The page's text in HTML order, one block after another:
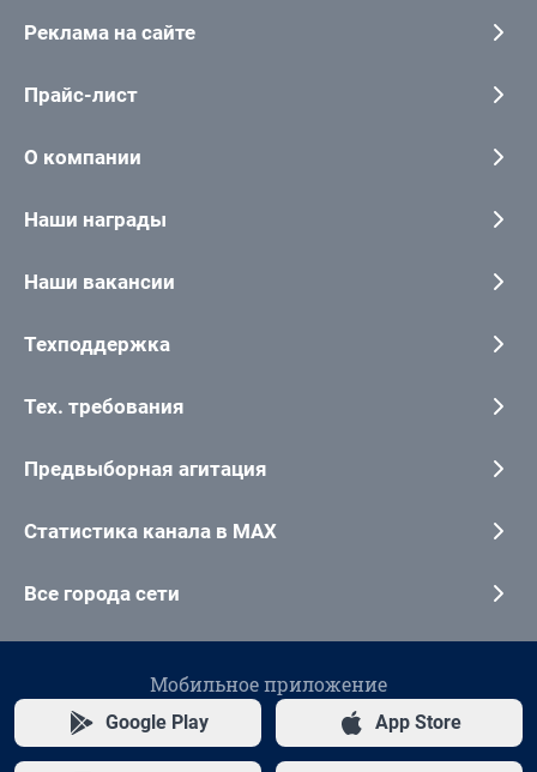
Реклама на сайте
Прайс-лист
О компании
Наши награды
Наши вакансии
Техподдержка
Тех. требования
Предвыборная агитация
Статистика канала в MAX
Все города сети
Мобильное приложение
Google Play App Store